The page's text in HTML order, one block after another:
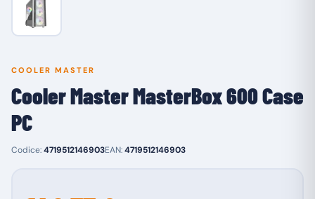
COOLER MASTER
Cooler Master MasterBox 600 Case
PC
Codice:4719512146903EAN:4719512146903